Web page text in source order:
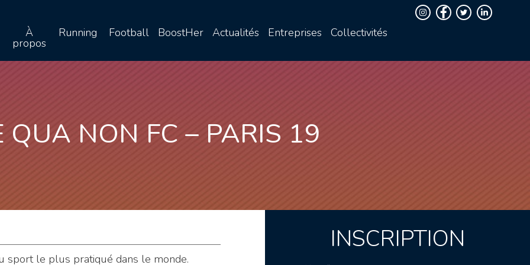
À
propos
Running Football BoostHer Actualités Entreprises Collectivités
QUA NON FC – PARIS 19
sport le plus pratiqué dans le monde.
INSCRIPTION